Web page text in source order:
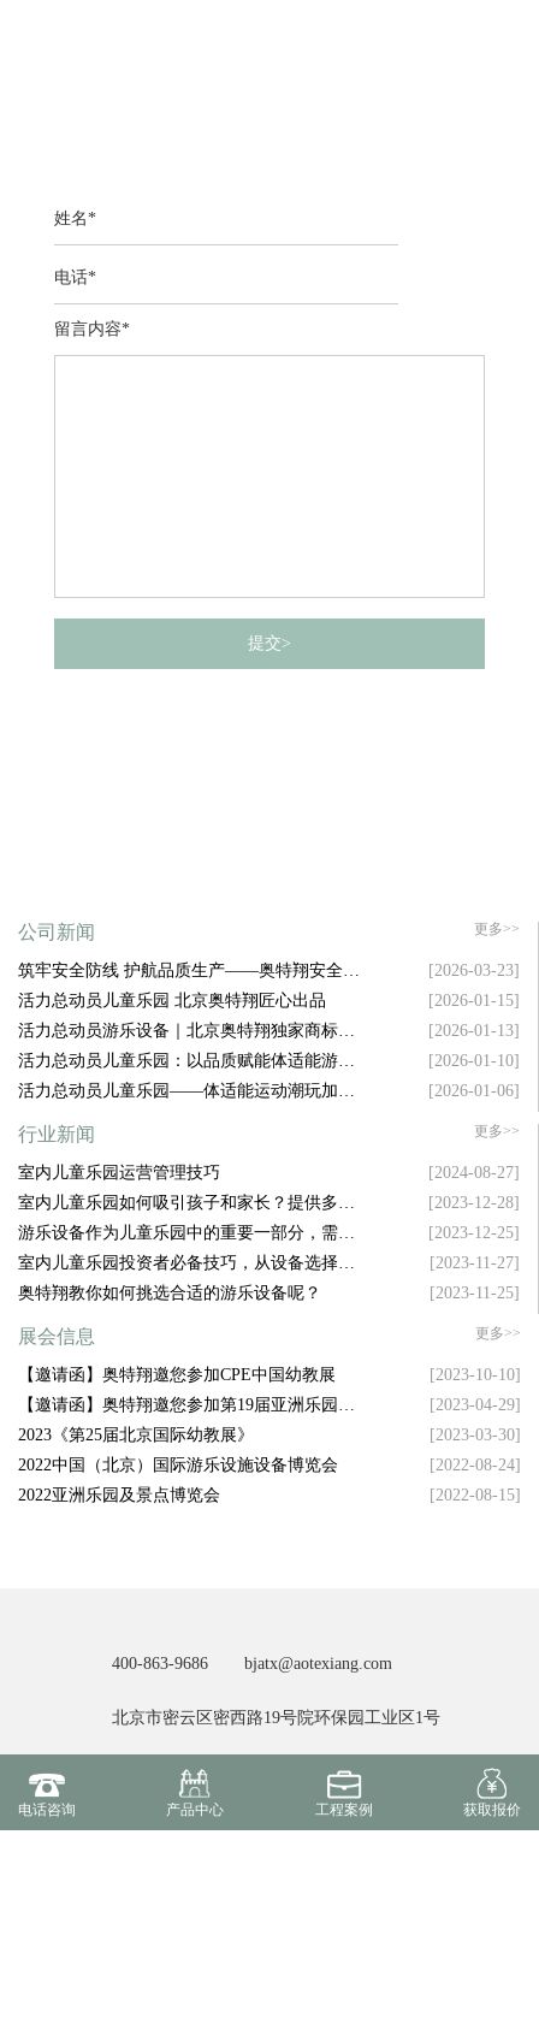
姓名*
电话*
留言内容*
提交>
公司新闻 更多>>
筑牢安全防线 护航品质生产——奥特翔安全生
产大会顺利召开
[2026-03-23]
活力总动员儿童乐园 北京奥特翔匠心出品
[2026-01-15]
活力总动员游乐设备｜北京奥特翔独家商标坐
镇，拿捏游乐圈流量密码
[2026-01-13]
活力总动员儿童乐园：以品质赋能体适能游乐
新升级
[2026-01-10]
活力总动员儿童乐园——体适能运动潮玩加盟
[2026-01-06]
行业新闻 更多>>
室内儿童乐园运营管理技巧
[2024-08-27]
室内儿童乐园如何吸引孩子和家长？提供多样
化设施是关键！
[2023-12-28]
游乐设备作为儿童乐园中的重要一部分，需要
具备哪些特点才能吸引孩子的注意力呢？
[2023-12-25]
室内儿童乐园投资者必备技巧，从设备选择到
空间布局，样样精通！
[2023-11-27]
奥特翔教你如何挑选合适的游乐设备呢？
[2023-11-25]
展会信息 更多>>
【邀请函】奥特翔邀您参加CPE中国幼教展
[2023-10-10]
【邀请函】奥特翔邀您参加第19届亚洲乐园及
景点博览会
[2023-04-29]
2023《第25届北京国际幼教展》
[2023-03-30]
2022中国（北京）国际游乐设施设备博览会
[2022-08-24]
2022亚洲乐园及景点博览会
[2022-08-15]
400-863-9686 bjatx@aotexiang.com
北京市密云区密西路19号院环保园工业区1号
北京奥特翔游乐设备有限公司 百度
电话咨询 产品中心 工程案例 获取报价